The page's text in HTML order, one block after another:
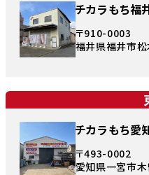
チカラもち福
〒910-0003
福井県福井市
チカラもち愛
〒493-0002
愛知県一宮市